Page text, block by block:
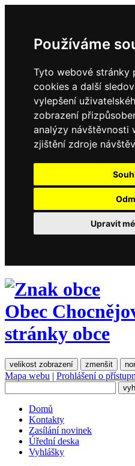
Používáme
Tyto webové stránky
cookies a další
vylepšení
zobrazení
analýzy návštěvnosti
zjištění zdroje
Upravit
Obec
stránky obce
velikost zobrazení zmenšit
Mapa webu | Prohlášení o
Domů
Kontakty
Zasílání novinek
Úřední deska
Vyhlášky